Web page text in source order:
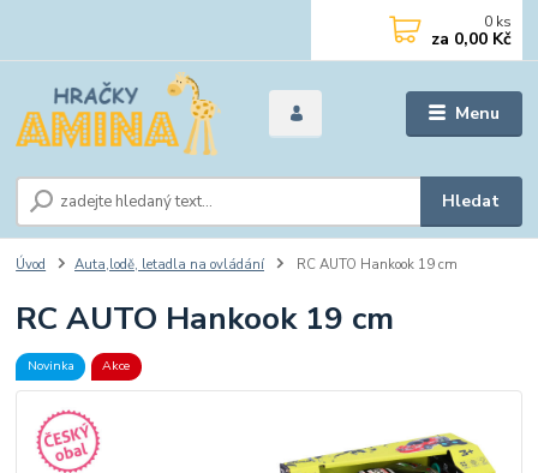
Menu
Hledat
0 ks
za 0,00 Kč
Úvod Auta,lodě, letadla na ovládání RC AUTO Hankook 19 cm
RC AUTO Hankook 19 cm
Novinka Akce